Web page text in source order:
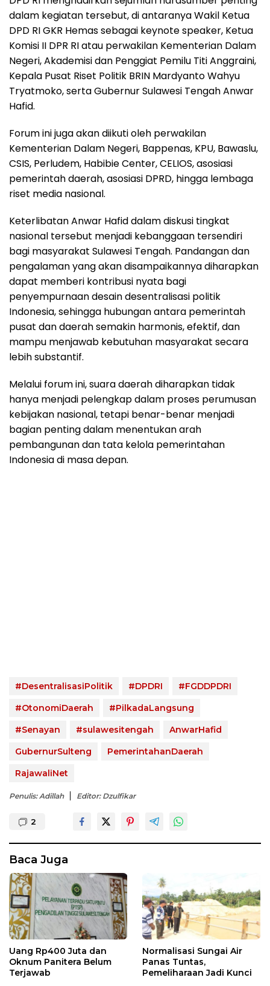
dalam kegiatan tersebut, di antaranya Wakil Ketua
DPD RI GKR Hemas sebagai keynote speaker, Ketua
Komisi II DPR RI atau perwakilan Kementerian Dalam
Negeri, Akademisi dan Penggiat Pemilu Titi Anggraini,
Kepala Pusat Riset Politik BRIN Mardyanto Wahyu
Tryatmoko, serta Gubernur Sulawesi Tengah Anwar
Hafid.
Forum ini juga akan diikuti oleh perwakilan
Kementerian Dalam Negeri, Bappenas, KPU, Bawaslu,
CSIS, Perludem, Habibie Center, CELIOS, asosiasi
pemerintah daerah, asosiasi DPRD, hingga lembaga
riset media nasional.
Keterlibatan Anwar Hafid dalam diskusi tingkat
nasional tersebut menjadi kebanggaan tersendiri
bagi masyarakat Sulawesi Tengah. Pandangan dan
pengalaman yang akan disampaikannya diharapkan
dapat memberi kontribusi nyata bagi
penyempurnaan desain desentralisasi politik
Indonesia, sehingga hubungan antara pemerintah
pusat dan daerah semakin harmonis, efektif, dan
mampu menjawab kebutuhan masyarakat secara
lebih substantif.
Melalui forum ini, suara daerah diharapkan tidak
hanya menjadi pelengkap dalam proses perumusan
kebijakan nasional, tetapi benar-benar menjadi
bagian penting dalam menentukan arah
pembangunan dan tata kelola pemerintahan
Indonesia di masa depan.
#DesentralisasiPolitik #DPDRI
#FGDDPDRI
#OtonomiDaerah
#PilkadaLangsung
#Senayan
#sulawesitengah
AnwarHafid
GubernurSulteng
PemerintahanDaerah
RajawaliNet
Penulis: Adillah Editor: Dzulfikar
2
Baca Juga
Uang Rp400 Juta dan
Oknum Panitera Belum
Terjawab
Normalisasi Sungai Air
Panas Tuntas,
Pemeliharaan Jadi Kunci